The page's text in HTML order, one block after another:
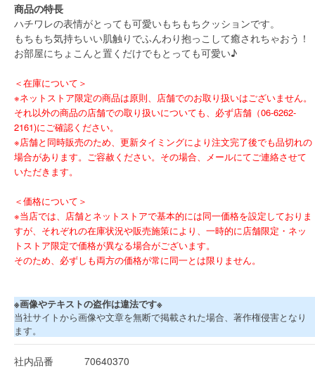
商品の特長
ハチワレの表情がとっても可愛いもちもちクッションです。
もちもち気持ちいい肌触りでふんわり抱っこして癒されちゃおう！
お部屋にちょこんと置くだけでもとっても可愛い♪
＜在庫について＞
※ネットストア限定の商品は原則、店舗でのお取り扱いはございません。
それ以外の商品の店舗での取り扱いについても、必ず店舗（06-6262-
2161)にご確認ください。
※店舗と同時販売のため、更新タイミングにより注文完了後でも品切れの
場合があります。ご容赦ください。その場合、メールにてご連絡させて
いただきます。
＜価格について＞
※当店では、店舗とネットストアで基本的には同一価格を設定しておりま
すが、それぞれの在庫状況や販売施策により、一時的に店舗限定・ネッ
トストア限定で価格が異なる場合がございます。
そのため、必ずしも両方の価格が常に同一とは限りません。
※画像やテキストの盗作は違法です※
当社サイトから画像や文章を無断で掲載された場合、著作権侵害となり
ます。
社内品番 70640370